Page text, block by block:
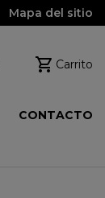
Mapa del sitio
 Carrito
CONTACTO